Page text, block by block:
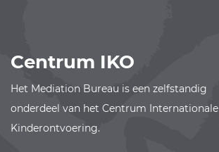
Centrum IKO
Het Mediation Bureau is een zelfstandig
onderdeel van het Centrum Internationale
Kinderontvoering.